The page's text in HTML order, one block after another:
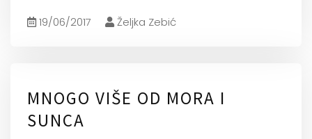
19/06/2017 Željka Zebić
MNOGO VIŠE OD MORA I
SUNCA